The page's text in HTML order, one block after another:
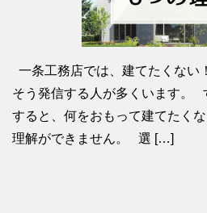
一条工務店では、建てたくない
そう発信する人が多くいます。
すると、何をおもって建てたく
理解ができません。 選 […]